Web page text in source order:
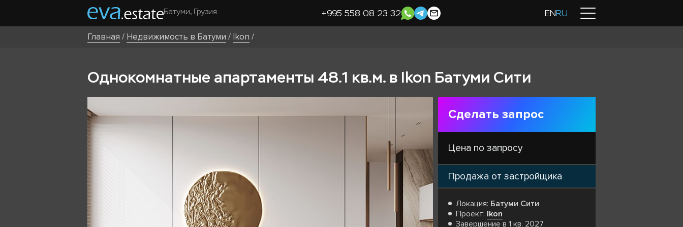
Батуми, Грузия +995 558 08 23 32 ENRU
Главная / Недвижимость в Батуми / Ikon /
Однокомнатные апартаменты 48.1 кв.м. в Ikon Батуми Сити
Сделать запрос
Цена по запросу
Продажа от застройщика
Локация: Батуми Сити
Проект: Ikon
Завершение в 1 кв. 2027